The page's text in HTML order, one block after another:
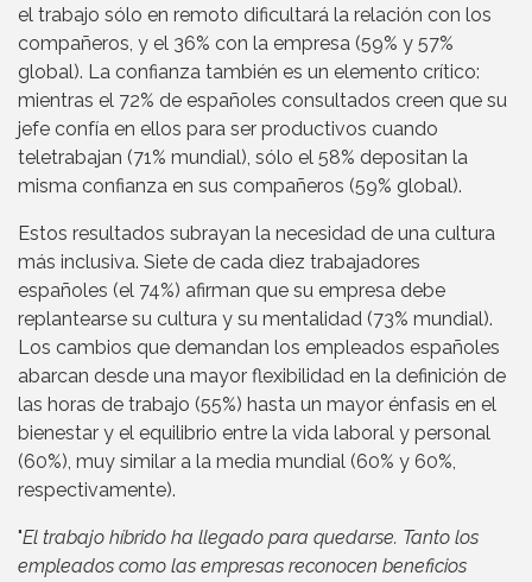
el trabajo sólo en remoto dificultará la relación con los
compañeros, y el 36% con la empresa (59% y 57%
global). La confianza también es un elemento crítico:
mientras el 72% de españoles consultados creen que su
jefe confía en ellos para ser productivos cuando
teletrabajan (71% mundial), sólo el 58% depositan la
misma confianza en sus compañeros (59% global).
Estos resultados subrayan la necesidad de una cultura
más inclusiva. Siete de cada diez trabajadores
españoles (el 74%) afirman que su empresa debe
replantearse su cultura y su mentalidad (73% mundial).
Los cambios que demandan los empleados españoles
abarcan desde una mayor flexibilidad en la definición de
las horas de trabajo (55%) hasta un mayor énfasis en el
bienestar y el equilibrio entre la vida laboral y personal
(60%), muy similar a la media mundial (60% y 60%,
respectivamente).
"El trabajo híbrido ha llegado para quedarse. Tanto los
empleados como las empresas reconocen beneficios